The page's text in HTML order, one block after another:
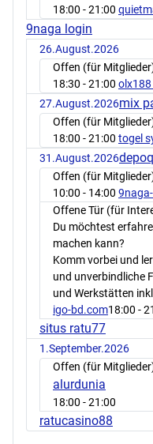
18:00 - 21:00
9naga login
26.August.2026
Offen (für
18:30 - 21:00
27.August.2026mix
Offen (für
18:00 - 21:00 togel
31.August.2026
Offen (für
10:00 - 14:00
Offene Tür (für
Du möchtest
machen kann?
Komm vorbei und
und unverbindliche
und Werkstätten
igo-bd.com18:00 -
situs ratu77
1.September.2026
Offen (für
alurdunia
18:00 - 21:00
ratucasino88